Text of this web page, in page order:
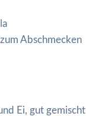
Abschmecken
Ei, gut gemischt